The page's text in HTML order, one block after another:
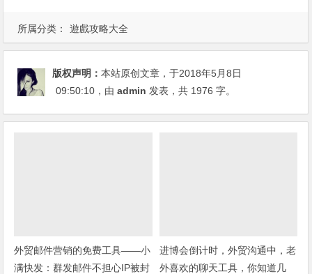
所属分类： 遊戲攻略大全
版权声明：本站原创文章，于2018年5月8日
09:50:10 ，由admin 发表，共 1976 字。
外贸邮件营销的免费工具——小
满快发：群发邮件不担心IP被封
进博会倒计时，外贸沟通中，老
外喜欢的聊天工具，你知道几